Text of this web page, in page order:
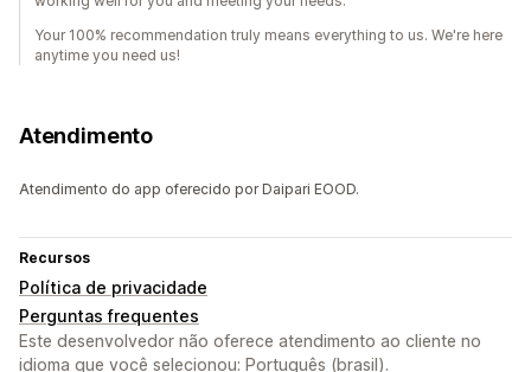
Your 100% recommendation truly means everything to us. We're here
anytime you need us!
Atendimento
Atendimento do app oferecido por Daipari EOOD.
Recursos
Política de privacidade
Perguntas frequentes
Este desenvolvedor não oferece atendimento ao cliente no
idioma que você selecionou: Português (brasil).